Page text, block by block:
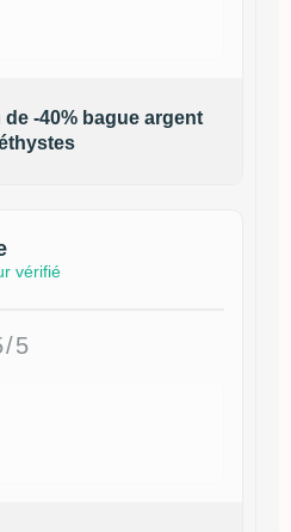
de -40% bague argent
vérifié
5